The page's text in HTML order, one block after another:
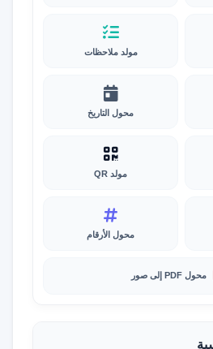
مولد ملاحظات
محول التاريخ
مولد QR
محول الأرقام
محول PDF إلى صور